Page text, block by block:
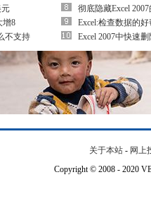
元
增8
不支持
彻底隐藏Excel
Excel:检查数据的
Excel 2007中快速
关于本站 - 网上
Copyright © 2008 - 2020